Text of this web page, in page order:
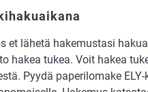
et lähetä hakemustasi
hakea tukea. Voit hakea
Pyydä paperilomake